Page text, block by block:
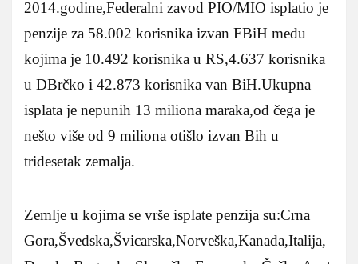
2014.godine,Federalni zavod PIO/MIO isplatio je
penzije za 58.002 korisnika izvan FBiH među
kojima je 10.492 korisnika u RS,4.637 korisnika
u DBrčko i 42.873 korisnika van BiH.Ukupna
isplata je nepunih 13 miliona maraka,od čega je
nešto više od 9 miliona otišlo izvan Bih u
tridesetak zemalja.
Zemlje u kojima se vrše isplate penzija su:Crna
Gora,Švedska,Švicarska,Norveška,Kanada,Italija,